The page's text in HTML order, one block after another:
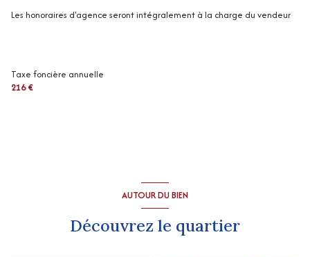
Les honoraires d'agence seront intégralement à la charge du vendeur
Taxe foncière annuelle
216 €
AUTOUR DU BIEN
Découvrez le quartier